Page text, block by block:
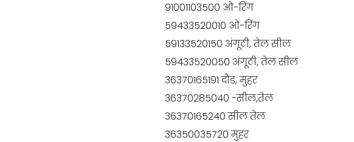
91001103500 ओ-रिंग
59433520010 ओ-रिंग
59133520150 अंगूठी, तेल सील
59433520050 अंगूठी, तेल सील
36370165191 दौड़, मुहर
36370285040 -सील,तेल
36370165240 सील तेल
36350035720 मुहर